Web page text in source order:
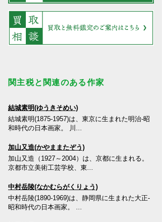
関主税と関連のある作家
結城素明(ゆうきそめい)
結城素明(1875-1957)は、東京に生まれた明治-昭
和時代の日本画家。 川...
加山又造(かやままたぞう)
加山又造（1927～2004）は、京都に生まれる。
京都市立美術工芸学校、東...
中村岳陵(なかむらがくりょう)
中村岳陵(1890-1969)は、静岡県に生まれた大正-
昭和時代の日本画家。 ...